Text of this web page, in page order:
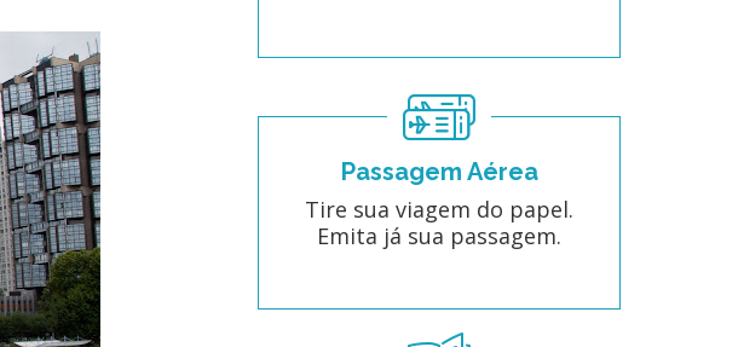
Passagem Aérea
Tire sua viagem do papel.
Emita já sua passagem.